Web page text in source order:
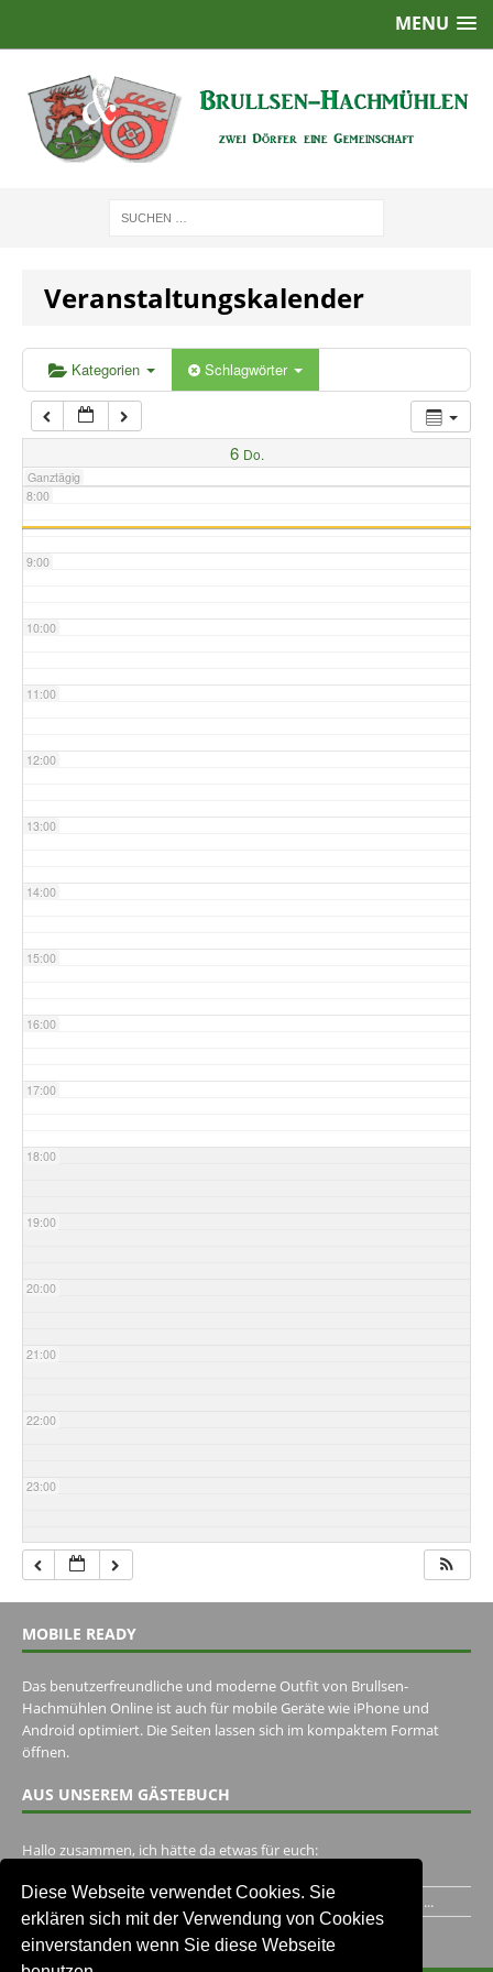
Diese Webseite verwendet Cookies. Sie
erklären sich mit der Verwendung von Cookies
einverstanden wenn Sie diese Webseite
MENU
Veranstaltungskalender
Kategorien Schlagwörter
6 Do.
Ganztägig
2:00
5:00
6:00
7:00
8:00
9:00
10:00
11:00
12:00
13:00
14:00
15:00
16:00
17:00
18:00
19:00
20:00
21:00
22:00
23:00
MOBILE READY
Das benutzerfreundliche und moderne Outfit von Brullsen-
Hachmühlen Online ist auch für mobile Geräte wie iPhone und
Android optimiert. Die Seiten lassen sich im kompaktem Format
öffnen.
AUS UNSEREM GÄSTEBUCH
Hallo zusammen, ich hätte da etwas für euch:
Ich habe ein Jahr im Gasthaus Hugo Pape verbracht..Habe ihn...
Unser Gästebuch besuchen